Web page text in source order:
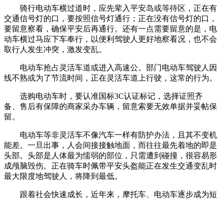
骑行电动车横过道时，应先辈入平安岛或等待区，正在有
交通信号灯的口，要按照信号灯通行；正在没有信号灯的口，
要留意察看，确保平安后再通行。还有一点需要留意的是，电
动车横过马应下车奉行，以便利驾驶人更好地察看况，也不会
取行人发生冲突，激发变乱。
电动车抢占灵活车道或进入高速公。部门电动车驾驶人因
线不熟或为了节流时间，正在灵活车道上行驶，这常的行为。
选购电动车时，要认准国标3C认证标记，选择证照齐
备、售后有保障的商家采办车辆，留意索要无效单据并妥帖保
留。
电动车等非灵活车不像汽车一样有防护办法，且其不变机
能差。一旦出事，人会间接接触地面，而往往最先着地的即是
头部。头部是人体最为懦弱的部位，只需遭到碰撞，很容易形
成颅脑毁伤。正在骑车时佩带平安头盔能正在发生交通变乱时
最大限度地驾驶人，将降到最低。
跟着社会快速成长，近年来，摩托车、电动车逐步成为短